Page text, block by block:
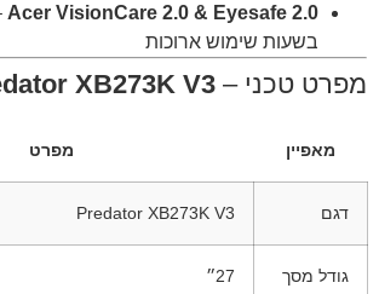
Acer VisionCare 2.0 & Eyesafe 2.0
בשעות שימוש ארוכות
מפרט טכני – XB273K V3
מאפיין מפרט
דגם Predator XB273K V3
גודל מסך 27״